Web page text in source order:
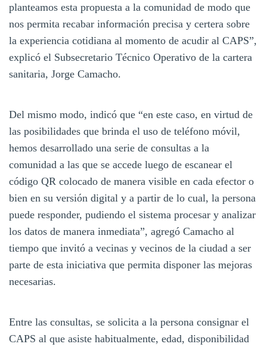
planteamos esta propuesta a la comunidad de modo que
nos permita recabar información precisa y certera sobre
la experiencia cotidiana al momento de acudir al CAPS”,
explicó el Subsecretario Técnico Operativo de la cartera
sanitaria, Jorge Camacho.
Del mismo modo, indicó que “en este caso, en virtud de
las posibilidades que brinda el uso de teléfono móvil,
hemos desarrollado una serie de consultas a la
comunidad a las que se accede luego de escanear el
código QR colocado de manera visible en cada efector o
bien en su versión digital y a partir de lo cual, la persona
puede responder, pudiendo el sistema procesar y analizar
los datos de manera inmediata”, agregó Camacho al
tiempo que invitó a vecinas y vecinos de la ciudad a ser
parte de esta iniciativa que permita disponer las mejoras
necesarias.
Entre las consultas, se solicita a la persona consignar el
CAPS al que asiste habitualmente, edad, disponibilidad